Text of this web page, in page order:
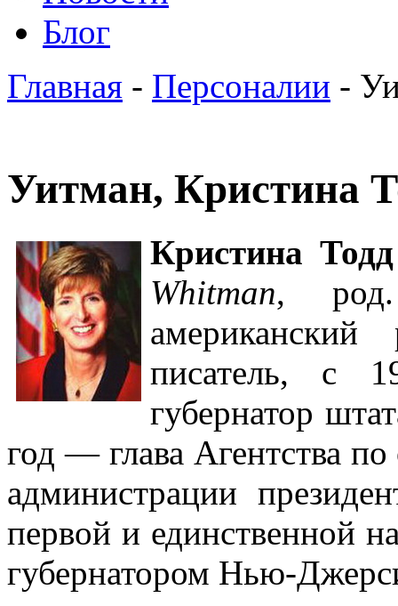
Блог
Главная - Персоналии -
Уитман, Кристина
Кристина
Whitman,
американский
писатель, c
губернатор
год — глава Агентства
администрации
первой и единственной
губернатором Нью-